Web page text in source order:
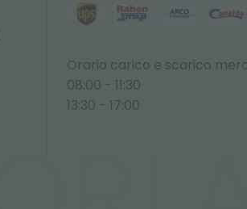
Orario carico e scarico
08:00 - 11:30
13:30 - 17:00